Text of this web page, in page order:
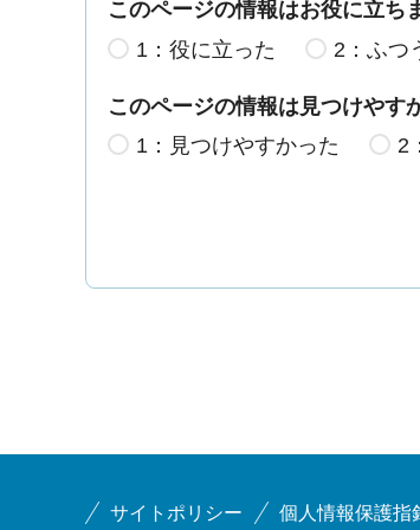
このページの情報はお役に立ち
1：役に立った
2：ふつ
このページの情報は見つけやす
1：見つけやすかった
2
サイトポリシー 個人情報保護指